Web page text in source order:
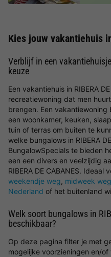
Kies jouw vakantiehuis
Verblijf in een
keuze
Een vakantiehuis in RIBERA
recreatiewoning dat men
brengen. Een
een woonkamer, keuken,
tuin of terras om buiten te
welke bungalows in RIBERA
BungalowSpecials te bieden
een een divers en veelzijdig
RIBERA DE CABANES. Ideaal
weekendje weg, midweek weg
Nederland of het buitenland
Welk soort bungalows in
beschikbaar?
Op deze pagina filter je met
mogelijke voorzieningen en/